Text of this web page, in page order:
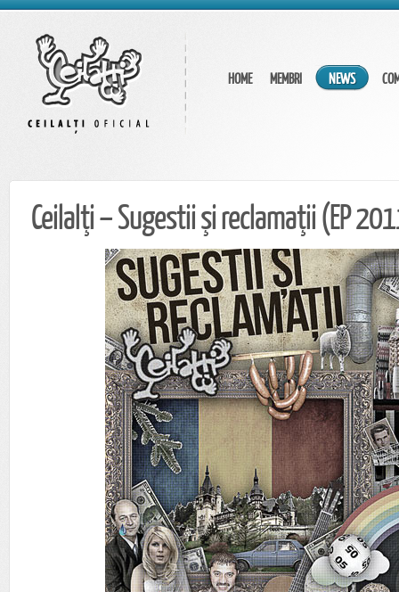
HOME MEMBRI NEWS
Ceilalţi – Sugestii şi reclamaţii (EP